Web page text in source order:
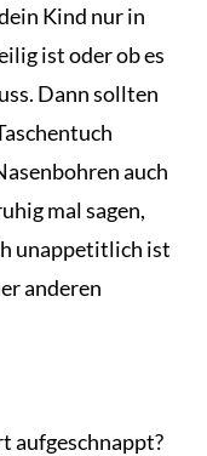
Kind nur in
ist oder ob es
Dann sollten
auch
mal sagen,
unappetitlich ist
anderen
aufgeschnappt?